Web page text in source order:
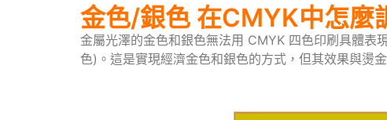
金色/銀色 在CMYK中怎麼
金屬光澤的金色和銀色無法用 CMYK 四色印刷具體表
色)。這是實現經濟金色和銀色的方式，但其效果與燙